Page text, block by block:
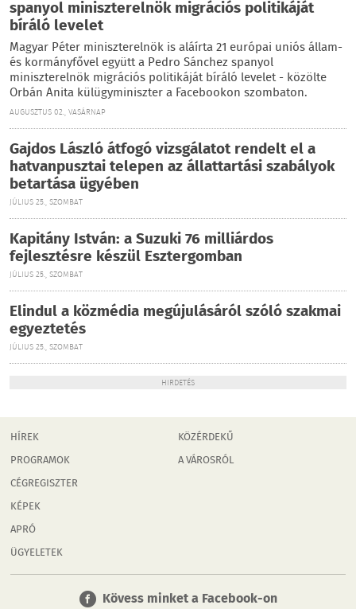
spanyol miniszterelnök migrációs politikáját
bíráló levelet
Magyar Péter miniszterelnök is aláírta 21 európai uniós állam-
és kormányfővel együtt a Pedro Sánchez spanyol
miniszterelnök migrációs politikáját bíráló levelet - közölte
Orbán Anita külügyminiszter a Facebookon szombaton.
AUGUSZTUS 02., VASÁRNAP
Gajdos László átfogó vizsgálatot rendelt el a
hatvanpusztai telepen az állattartási szabályok
betartása ügyében
JÚLIUS 25., SZOMBAT
Kapitány István: a Suzuki 76 milliárdos
fejlesztésre készül Esztergomban
JÚLIUS 25., SZOMBAT
Elindul a közmédia megújulásáról szóló szakmai
egyeztetés
JÚLIUS 25., SZOMBAT
HIRDETÉS
HÍREK
PROGRAMOK
CÉGREGISZTER
KÉPEK
APRÓ
ÜGYELETEK
KÖZÉRDEKŰ
A VÁROSRÓL
Kövess minket a Facebook-on